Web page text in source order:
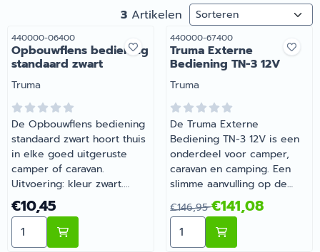
3 Artikelen Sorteermethode
Artikelnummer
440000-06400
Opbouwflens bediening
standaard zwart
Merk:
Truma
De Opbouwflens bediening
standaard zwart hoort thuis
in elke goed uitgeruste
camper of caravan.
Uitvoering: kleur zwart.
Onmisbaar voor wie
comfortabel op pad gaat
met de camper of caravan.
Heb je vragen over de
Prijs: 10,45
€10,45
Aantal kiezen voor Opbouwflens bediening standaard
Artikelnummer
440000-67400
Truma Externe
Bediening TN-3 12V
Merk:
Truma
De Truma Externe
Bediening TN-3 12V is een
onderdeel voor camper,
caravan en camping. Een
slimme aanvulling op de
uitrusting van je camper of
caravan. Bij Barsema
Recreatie, specialist in
camper- en
Van 146,95 voor 141,08
€146,95€141,08
Aantal kiezen voor Truma